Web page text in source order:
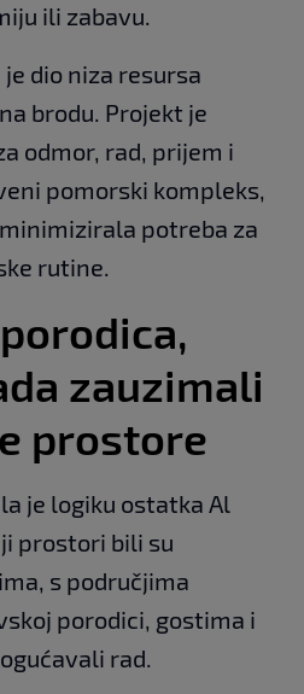
ili zabavu.
dio niza resursa
brodu. Projekt je
odmor, rad, prijem i
pomorski kompleks,
potreba za
rutine.
zauzimali
prostore
je logiku ostatka Al
prostori bili su
s područjima
porodici, gostima i
rad.